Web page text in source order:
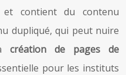
contient du contenu
dupliqué, qui peut nuire
création de pages de
pour les instituts